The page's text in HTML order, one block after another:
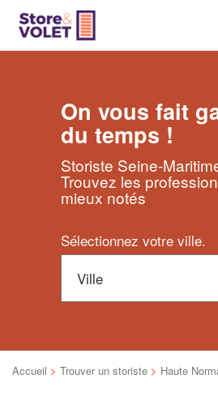
On vous fait
du temps !
Storiste Seine-
Trouvez les
mieux notés
Sélectionnez votre ville.
Accueil > Trouver un storiste > Haute